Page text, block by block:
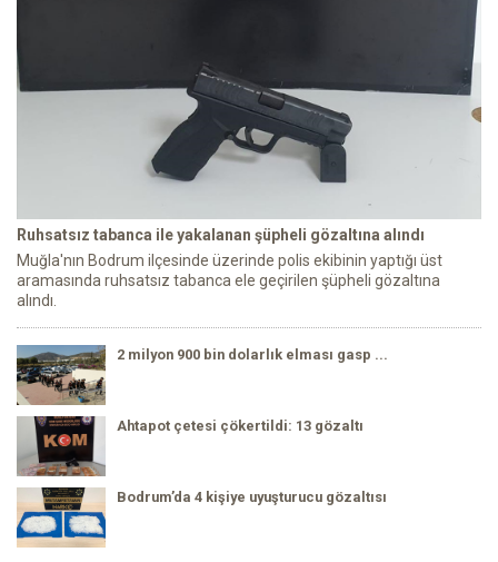
Ruhsatsız tabanca ile yakalanan şüpheli gözaltına alındı
Muğla'nın Bodrum ilçesinde üzerinde polis ekibinin yaptığı üst
aramasında ruhsatsız tabanca ele geçirilen şüpheli gözaltına
alındı.
2 milyon 900 bin dolarlık elması gasp ...
Ahtapot çetesi çökertildi: 13 gözaltı
Bodrum’da 4 kişiye uyuşturucu gözaltısı